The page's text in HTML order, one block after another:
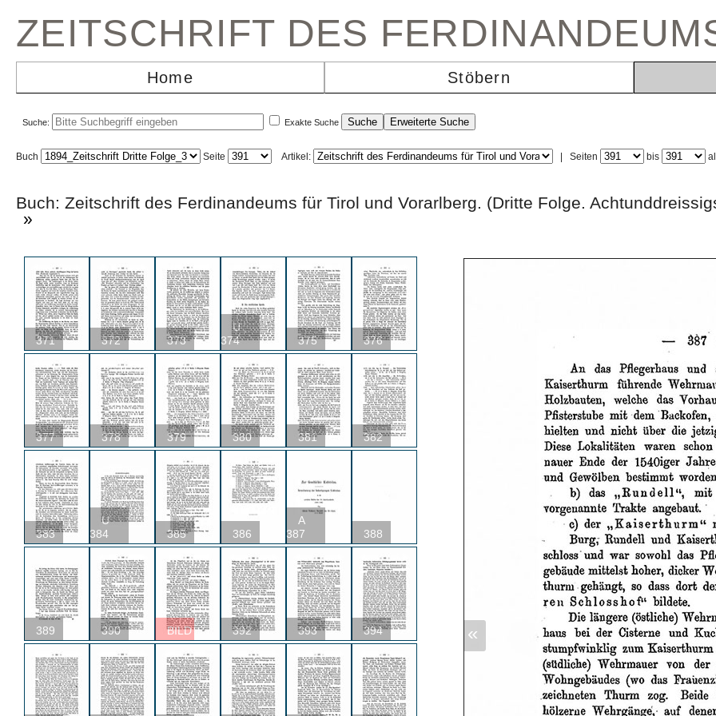
ZEITSCHRIFT DES
Home Stöbern
Suche: Exakte Suche
Buch Seite Artikel: Seiten bis
Buch: Zeitschrift des Ferdinandeums für Tirol und Vorarlberg. (Dritte Folge.
»
371 372 373
U
374
375 376
377 378 379 380 381 382
383
U
384
385 386
A
387
388
389 390 BILD 392 393 394 «